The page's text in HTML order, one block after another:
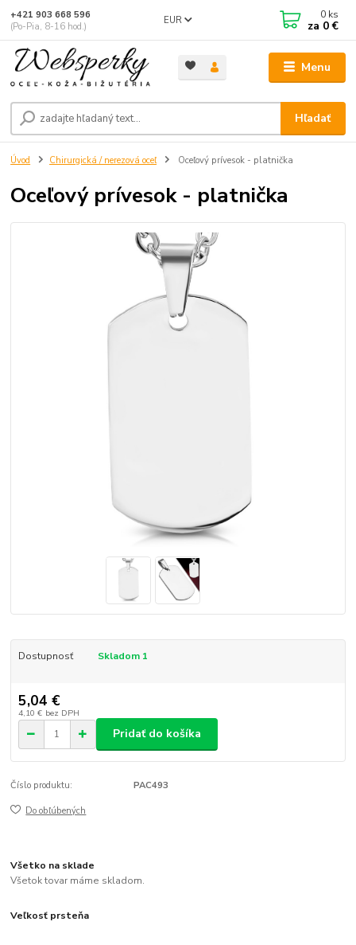
Menu
EUR
Hľadať
+421 903 668 596
(Po-Pia, 8-16 hod.)
0 ks
za 0 €
Úvod Chirurgická / nerezová oceľ Oceľový prívesok - platnička
Oceľový prívesok - platnička
Dostupnosť Skladom 1
5,04 €
4,10 € bez DPH
Pridať do košíka
Číslo produktu: PAC493
Do obľúbených
Všetko na sklade
Všetok tovar máme skladom.
Veľkosť prsteňa